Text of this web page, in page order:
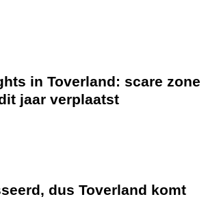
in Toverland: scare zone
jaar verplaatst
dus Toverland komt